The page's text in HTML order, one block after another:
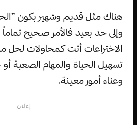
هناك مثل قديم وشهير بكون
وإلى حد بعيد فالأمر صحيح تماماً
الاختراعات أتت كمحاولات لحل
تسهيل الحياة والمهام الصعبة
وعناء أمور معينة.
إعلان